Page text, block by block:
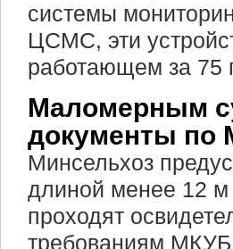
системы
ЦСМС, эти
работающем за 75
Маломерным
документы по
Минсельхоз
длиной менее 12 м
проходят
требованиям